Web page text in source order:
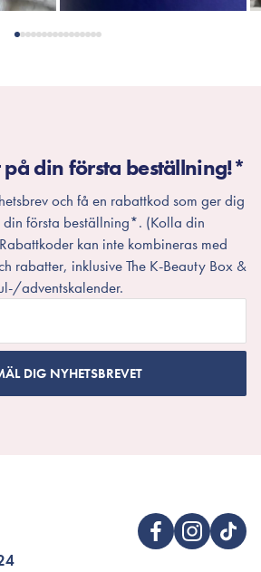
på din första beställning!*
och få en rabattkod som ger dig
första beställning*. (Kolla din
kan inte kombineras med
rabatter, inklusive The K-Beauty Box &
adventskalender.
DIG NYHETSBREVET